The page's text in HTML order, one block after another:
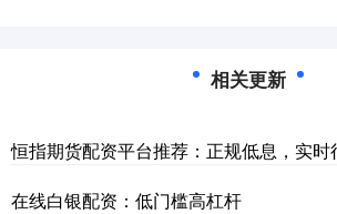
相关更新
恒指期货配资平台推荐：正规低息，实时
在线白银配资：低门槛高杠杆